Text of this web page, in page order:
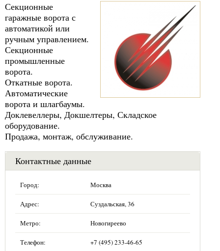
Секционные
гаражные ворота с
автоматикой или
ручным управлением.
Секционные
промышленные
ворота.
Откатные ворота.
Автоматические
ворота и шлагбаумы.
Доклевеллеры, Докшелтеры, Складское
оборудование.
Продажа, монтаж, обслуживание.
Контактные данные
Город: Москва
Адрес: Суздальская, 36
Метро: Новогиреево
Телефон: +7 (495) 233-46-65